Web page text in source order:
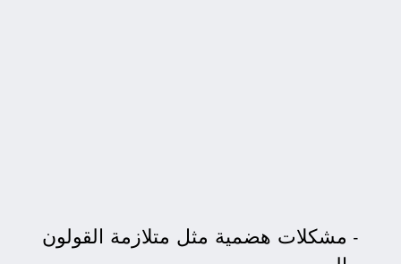
مشكلات هضمية مثل متلازمة القولون